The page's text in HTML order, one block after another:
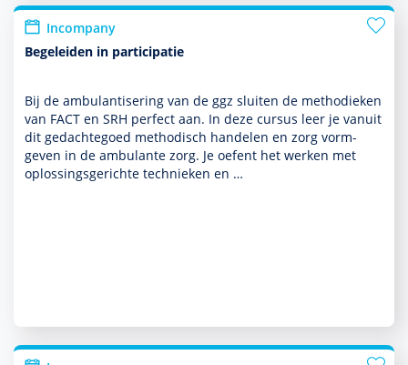
Incompany
Begeleiden in participatie
Bij de ambu­lantisering van de ggz sluiten de metho­dieken
van FACT en SRH perfect aan. In deze cursus leer je vanuit
dit gedachtegoed metho­disch han­delen en zorg vorm­
geven in de ambu­lante zorg. Je oefent het werken met
oplos­sings­gerichte tech­nieken en …